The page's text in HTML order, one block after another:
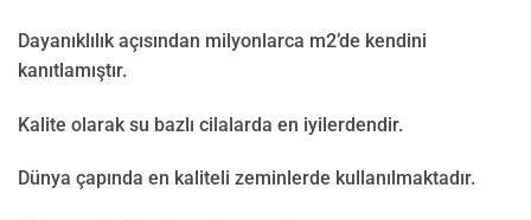
Dayanıklılık açısından milyonlarca m2’de kendini
kanıtlamıştır.
Kalite olarak su bazlı cilalarda en iyilerdendir.
Dünya çapında en kaliteli zeminlerde kullanılmaktadır.